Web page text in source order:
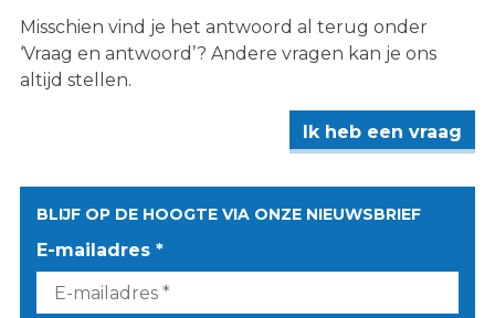
Misschien vind je het antwoord al terug onder
‘Vraag en antwoord’? Andere vragen kan je ons
altijd stellen.
Ik heb een vraag
BLIJF OP DE HOOGTE VIA ONZE NIEUWSBRIEF
E-mailadres *